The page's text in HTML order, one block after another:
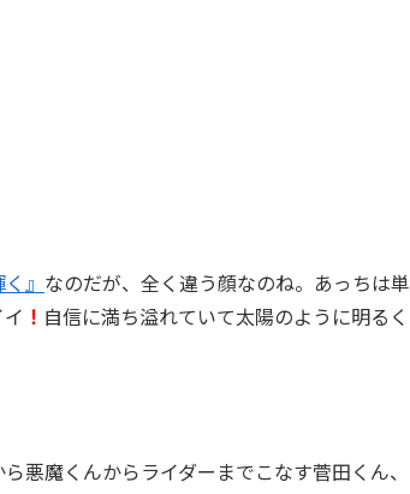
』 なのだが、全く違う顔なのね。あっちは単
！ 自信に満ち溢れていて太陽のように明るく
悪魔くんからライダーまでこなす菅田くん、